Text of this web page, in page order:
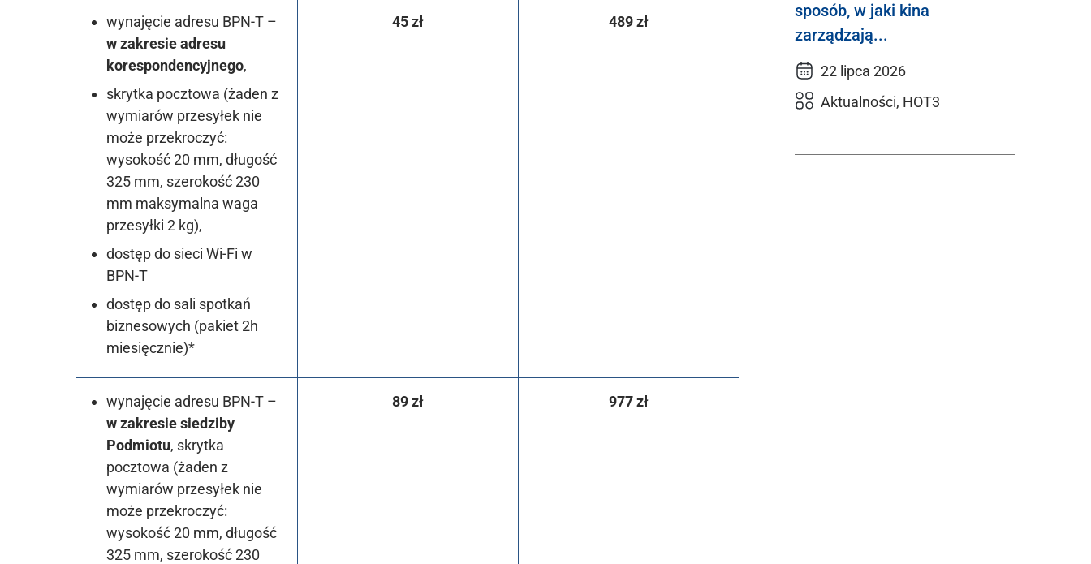
wynajęcie adresu BPN-T –
w zakresie adresu
korespondencyjnego,
skrytka pocztowa (żaden z
wymiarów przesyłek nie
może przekroczyć:
wysokość 20 mm, długość
325 mm, szerokość 230
mm maksymalna waga
przesyłki 2 kg),
dostęp do sieci Wi-Fi w
BPN-T
dostęp do sali spotkań
biznesowych (pakiet 2h
miesięcznie)*
45 zł 489 zł
wynajęcie adresu BPN-T –
w zakresie siedziby
Podmiotu, skrytka
pocztowa (żaden z
wymiarów przesyłek nie
może przekroczyć:
wysokość 20 mm, długość
325 mm, szerokość 230
89 zł 977 zł
sposób, w jaki kina
zarządzają...
22 lipca 2026
Aktualności, HOT3